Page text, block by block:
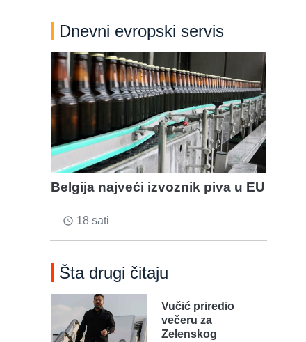
Dnevni evropski servis
Belgija najveći izvoznik piva u EU
access_time 18 sati
Šta drugi čitaju
Vučić priredio
večeru za
Zelenskog